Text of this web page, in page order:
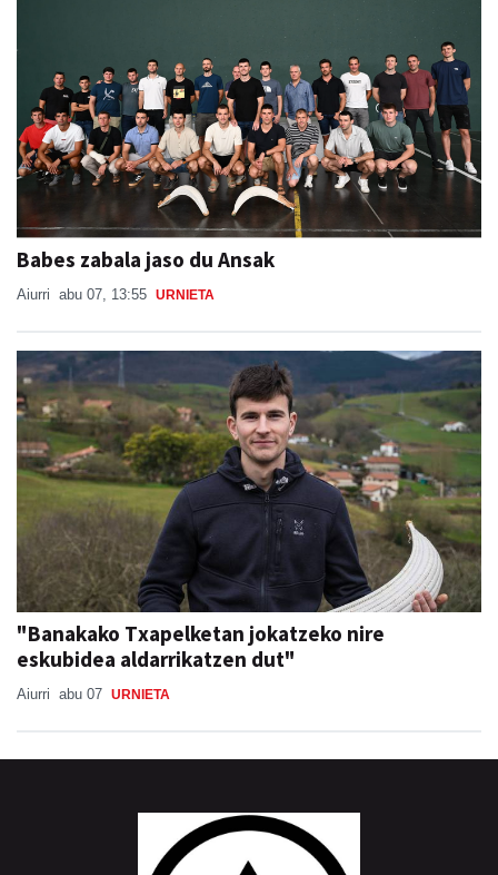
Babes zabala jaso du Ansak
Aiurri abu 07, 13:55 URNIETA
"Banakako Txapelketan jokatzeko nire
eskubidea aldarrikatzen dut"
Aiurri abu 07 URNIETA